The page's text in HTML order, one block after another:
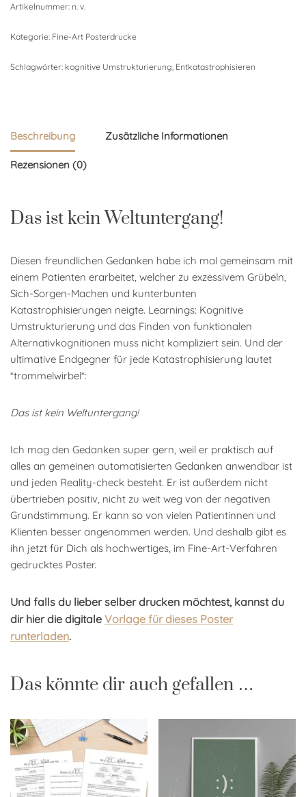
Artikelnummer: n. v.
Kategorie: Fine-Art Posterdrucke
Schlagwörter: kognitive Umstrukturierung Entkatastrophisieren
Beschreibung Zusätzliche Informationen
Rezensionen (0)
Das ist kein Weltuntergang!
Diesen freundlichen Gedanken habe ich mal gemeinsam mit
einem Patienten erarbeitet, welcher zu exzessivem Grübeln,
Sich-Sorgen-Machen und kunterbunten
Katastrophisierungen neigte. Learnings: Kognitive
Umstrukturierung und das Finden von funktionalen
Alternativkognitionen muss nicht kompliziert sein. Und der
ultimative Endgegner für jede Katastrophisierung lautet
*trommelwirbel*:
Das ist kein Weltuntergang!
Ich mag den Gedanken super gern, weil er praktisch auf
alles an gemeinen automatisierten Gedanken anwendbar ist
und jeden Reality-check besteht. Er ist außerdem nicht
übertrieben positiv, nicht zu weit weg von der negativen
Grundstimmung. Er kann so von vielen Patientinnen und
Klienten besser angenommen werden. Und deshalb gibt es
ihn jetzt für Dich als hochwertiges, im Fine-Art-Verfahren
gedrucktes Poster.
Und falls du lieber selber drucken möchtest, kannst du
dir hier die digitale Vorlage für dieses Poster
runterladen.
Das könnte dir auch gefallen …